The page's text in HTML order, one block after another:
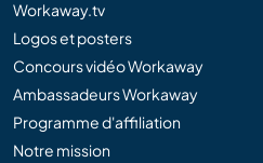
Workaway.tv
Logos et posters
Concours vidéo Workaway
Ambassadeurs Workaway
Programme d'affiliation
Notre mission